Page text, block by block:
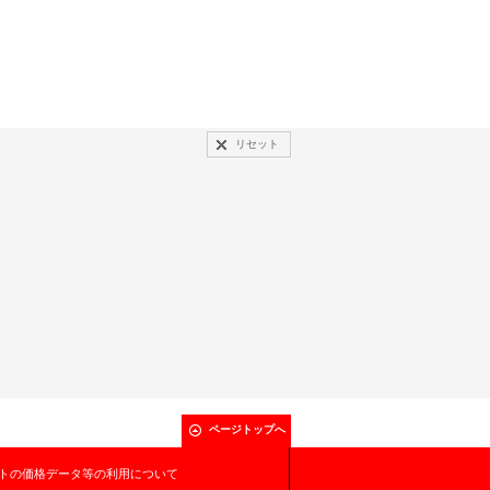
リセット
ページトップへ
の価格データ等の利用について